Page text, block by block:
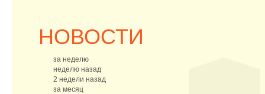
НОВОСТИ
за неделю
неделю назад
2 недели назад
за месяц